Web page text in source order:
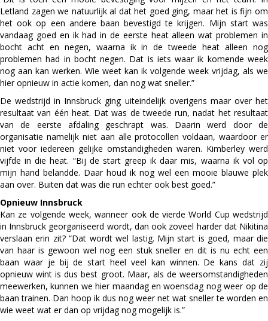
Letland zagen we natuurlijk al dat het goed ging, maar het is fijn om
het ook op een andere baan bevestigd te krijgen. Mijn start was
vandaag goed en ik had in de eerste heat alleen wat problemen in
bocht acht en negen, waarna ik in de tweede heat alleen nog
problemen had in bocht negen. Dat is iets waar ik komende week
nog aan kan werken. Wie weet kan ik volgende week vrijdag, als we
hier opnieuw in actie komen, dan nog wat sneller.”
De wedstrijd in Innsbruck ging uiteindelijk overigens maar over het
resultaat van één heat. Dat was de tweede run, nadat het resultaat
van de eerste afdaling geschrapt was. Daarin werd door de
organisatie namelijk niet aan alle protocollen voldaan, waardoor er
niet voor iedereen gelijke omstandigheden waren. Kimberley werd
vijfde in die heat. “Bij de start greep ik daar mis, waarna ik vol op
mijn hand belandde. Daar houd ik nog wel een mooie blauwe plek
aan over. Buiten dat was die run echter ook best goed.”
Opnieuw Innsbruck
Kan ze volgende week, wanneer ook de vierde World Cup wedstrijd
in Innsbruck georganiseerd wordt, dan ook zoveel harder dat Nikitina
verslaan erin zit? “Dat wordt wel lastig. Mijn start is goed, maar die
van haar is gewoon wel nog een stuk sneller en dit is nu echt een
baan waar je bij de start heel veel kan winnen. De kans dat zij
opnieuw wint is dus best groot. Maar, als de weersomstandigheden
meewerken, kunnen we hier maandag en woensdag nog weer op de
baan trainen. Dan hoop ik dus nog weer net wat sneller te worden en
wie weet wat er dan op vrijdag nog mogelijk is.”